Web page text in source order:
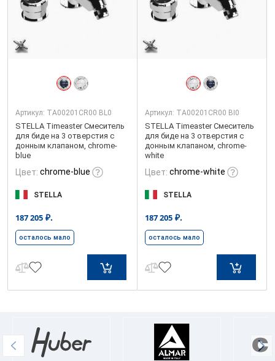
Артикул: TA00201CR00 BL0
STELLA Timeaster Смеситель
для биде на 3 отверстия с
донным клапаном, chrome-
blue
Цвет: chrome-blue
STELLA
187 205 ₽.
осталось мало
Артикул: TA00201CR00 BI0
STELLA Timeaster Смеситель
для биде на 3 отверстия с
донным клапаном, chrome-
white
Цвет: chrome-white
STELLA
187 205 ₽.
осталось мало